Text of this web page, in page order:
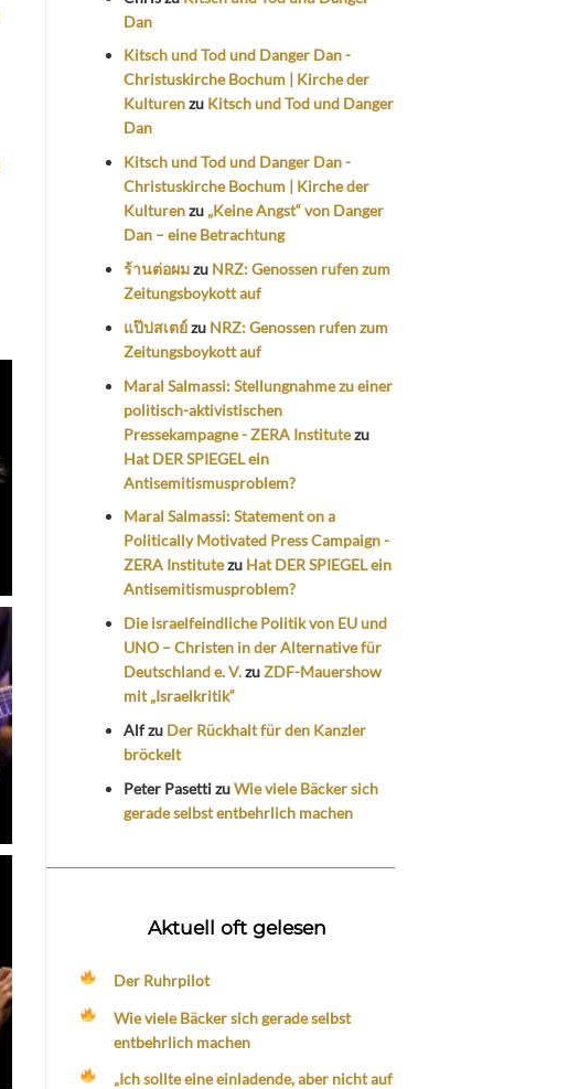
Dan
Kitsch und Tod und Danger Dan -
Christuskirche Bochum | Kirche der
Kulturenzu Kitsch und Tod und Danger
Dan
Kitsch und Tod und Danger Dan -
Christuskirche Bochum | Kirche der
Kulturenzu „Keine Angst“ von Danger
Dan – eine Betrachtung
ร้านต่อผมzu NRZ: Genossen rufen zum
Zeitungsboykott auf
แป๊ปสเตย์zu NRZ: Genossen rufen zum
Zeitungsboykott auf
Maral Salmassi: Stellungnahme zu einer
politisch-aktivistischen
Pressekampagne - ZERA Institutezu
Hat DER SPIEGEL ein
Antisemitismusproblem?
Maral Salmassi: Statement on a
Politically Motivated Press Campaign -
ZERA Institutezu Hat DER SPIEGEL ein
Antisemitismusproblem?
Die israelfeindliche Politik von EU und
UNO – Christen in der Alternative für
Deutschland e. V.zuZDF-Mauershow
mit „Israelkritik“
Alfzu Der Rückhalt für den Kanzler
bröckelt
Peter PasettizuWie viele Bäcker sich
gerade selbst entbehrlich machen
Aktuell oft gelesen
Der Ruhrpilot
Wie viele Bäcker sich gerade selbst
entbehrlich machen
„Ich sollte eine einladende, aber nicht auf